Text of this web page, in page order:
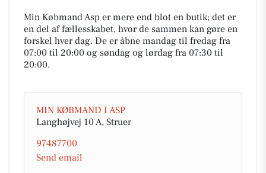
Min Købmand Asp er mere end blot en butik; det er
en del af fællesskabet, hvor de sammen kan gøre en
forskel hver dag. De er åbne mandag til fredag fra
07:00 til 20:00 og søndag og lørdag fra 07:30 til
20:00.
MIN KØBMAND I ASP
Langhøjvej 10 A, Struer
97487700
Send email